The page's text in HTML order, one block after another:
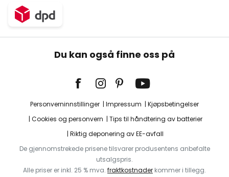
Du kan også finne oss på
Personverninnstillinger Impressum
Kjøpsbetingelser
Cookies og personvern
Tips til håndtering av batterier
Riktig deponering av EE-avfall
De gjennomstrekede prisene tilsvarer produsentens anbefalte
utsalgspris.
Alle priser er inkl. 25 % mva. fraktkostnader kommer i tillegg.